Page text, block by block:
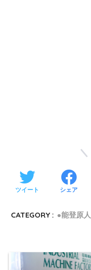
ツイート シェア
CATEGORY : ●能登原